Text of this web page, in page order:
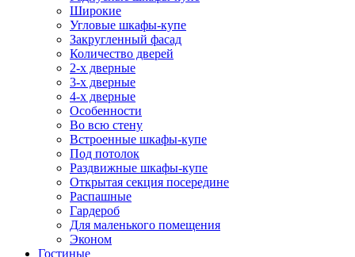
Широкие
Угловые шкафы-купе
Закругленный фасад
Количество дверей
2-х дверные
3-х дверные
4-х дверные
Особенности
Во всю стену
Встроенные шкафы-купе
Под потолок
Раздвижные шкафы-купе
Открытая секция посередине
Распашные
Гардероб
Для маленького помещения
Эконом
Гостиные